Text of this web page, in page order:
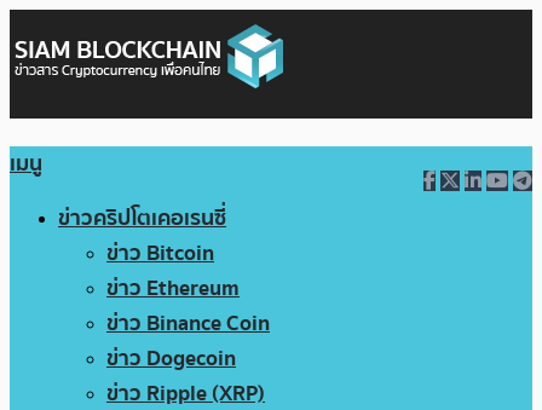
เมนู
ข่าวคริปโตเคอเรนซี่
ข่าว Bitcoin
ข่าว Ethereum
ข่าว Binance Coin
ข่าว Dogecoin
ข่าว Ripple (XRP)